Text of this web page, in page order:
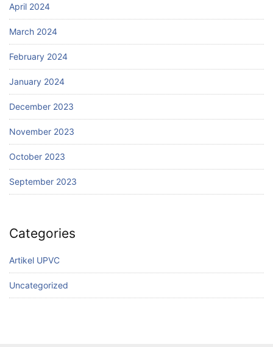
April 2024
March 2024
February 2024
January 2024
December 2023
November 2023
October 2023
September 2023
Categories
Artikel UPVC
Uncategorized